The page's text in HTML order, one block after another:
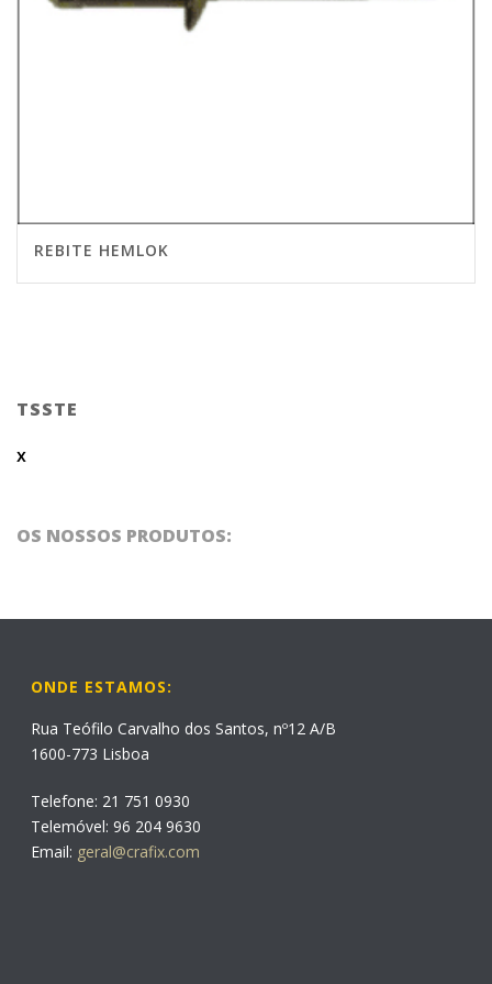
REBITE HEMLOK
TSSTE
x
OS NOSSOS PRODUTOS:
ONDE ESTAMOS:
Rua Teófilo Carvalho dos Santos, nº12 A/B
1600-773 Lisboa
Telefone: 21 751 0930
Telemóvel: 96 204 9630
Email: geral@crafix.com